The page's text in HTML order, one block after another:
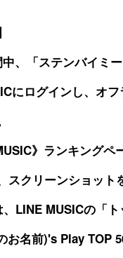
、「ステンバイミ
にログインし、オ
》ランキングペ
スクリーンショット
LINE MUSICの「
お名前)'s Play TOP